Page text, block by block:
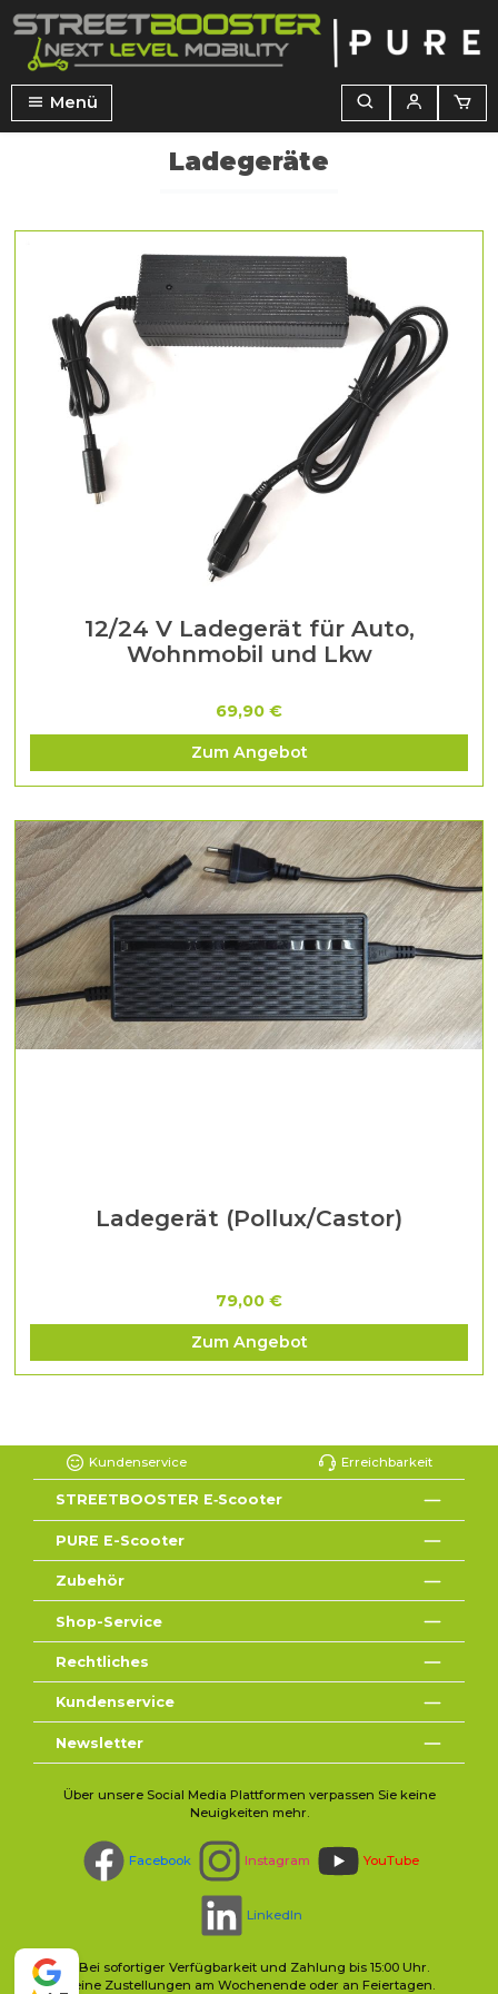
springen
Menü
Ladegeräte
12/24 V Ladegerät für Auto,
Wohnmobil und Lkw
69,90 €
Zum Angebot
Ladegerät (Pollux/Castor)
79,00 €
Zum Angebot
Kundenservice Erreichbarkeit
STREETBOOSTER E‑Scooter
PURE E-Scooter
Zubehör
Shop-Service
Rechtliches
Kundenservice
Newsletter
Über unsere Social Media Plattformen verpassen Sie keine
Neuigkeiten mehr.
Facebook Instagram YouTube
LinkedIn
* Bei sofortiger Verfügbarkeit und Zahlung bis 15:00 Uhr.
Keine Zustellungen am Wochenende oder an Feiertagen.